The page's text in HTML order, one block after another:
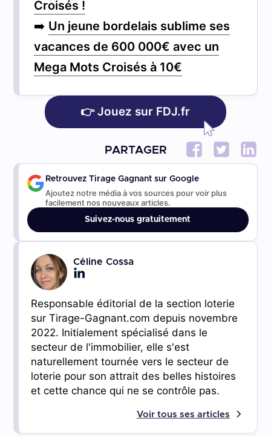
Croisés !
➡️ Un jeune bordelais sublime ses
vacances de 600 000€ avec un
Mega Mots Croisés à 10€
👉 Jouez sur FDJ.fr
PARTAGER
Retrouvez Tirage Gagnant sur Google
Ajoutez notre média à vos sources pour voir plus
facilement nos nouveaux articles.
Suivez-nous gratuitement
Céline Cossa
Responsable éditorial de la section loterie
sur Tirage-Gagnant.com depuis novembre
2022. Initialement spécialisé dans le
secteur de l'immobilier, elle s'est
naturellement tournée vers le secteur de
loterie pour son attrait des belles histoires
et cette chance qui ne se contrôle pas.
Voir tous ses articles